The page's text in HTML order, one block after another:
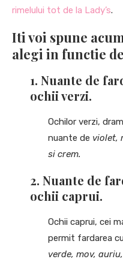
rimelului tot de la Lady’s.
Iti voi spune
alegi in functie
1. Nuante de
ochii verzi.
Ochilor verzi,
nuante de violet,
si crem.
2. Nuante de
ochii caprui.
Ochii caprui, cei
permit fardarea
verde, mov,